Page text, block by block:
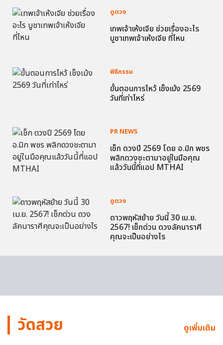
ดูดวง
เทพเจ้าเห้งเจีย ช่วยเรื่องอะไร
บูชาเทพเจ้าเห้งเจีย ที่ไหน
พิธีกรรม
ขั้นตอนการไหว้ เช็งเม้ง 2569
วันที่เท่าไหร่
PR NEWS
เช็ก ดวงปี 2569 โดย อ.มิก พชร
พลิกดวงชะตามาอยู่ในมือคุณ
แล้ววันนี้ที่แอป MTHAI
ดูดวง
ดาวพฤหัสย้าย วันนี้ 30 เม.ย.
2567! เช็กด่วน ดวงลัคนาราศี
คุณจะเป็นอย่างไร
วัดสวย ดูเพิ่มเติม